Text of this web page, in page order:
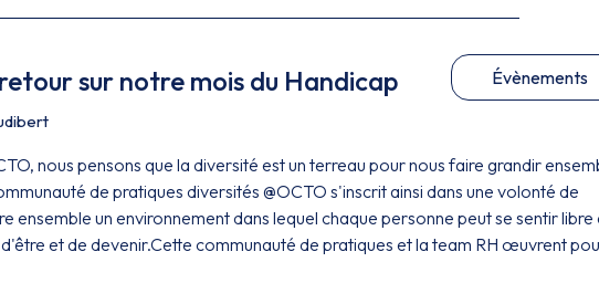
sur notre mois du Handicap Évènements
nous pensons que la diversité est un terreau pour nous faire grandir
de pratiques diversités @OCTO s'inscrit ainsi dans une volonté de
ensemble un environnement dans lequel chaque personne peut se sentir libre
et de devenir.Cette communauté de pratiques et la team RH œuvrent